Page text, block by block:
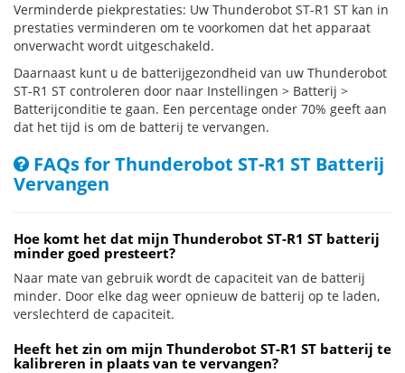
Verminderde piekprestaties: Uw Thunderobot ST-R1 ST kan in
prestaties verminderen om te voorkomen dat het apparaat
onverwacht wordt uitgeschakeld.
Daarnaast kunt u de batterijgezondheid van uw Thunderobot
ST-R1 ST controleren door naar Instellingen > Batterij >
Batterijconditie te gaan. Een percentage onder 70% geeft aan
dat het tijd is om de batterij te vervangen.
FAQs for Thunderobot ST-R1 ST Batterij
Vervangen
Hoe komt het dat mijn Thunderobot ST-R1 ST batterij
minder goed presteert?
Naar mate van gebruik wordt de capaciteit van de batterij
minder. Door elke dag weer opnieuw de batterij op te laden,
verslechterd de capaciteit.
Heeft het zin om mijn Thunderobot ST-R1 ST batterij te
kalibreren in plaats van te vervangen?